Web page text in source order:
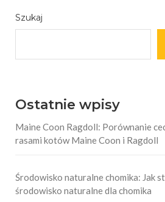
Szukaj
Ostatnie wpisy
Maine Coon Ragdoll: Porównanie
rasami kotów Maine Coon i Ragdoll
Środowisko naturalne chomika: Jak
środowisko naturalne dla chomika